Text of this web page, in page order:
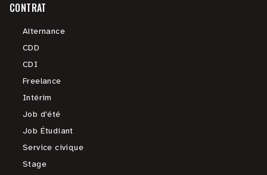
CONTRAT
Alternance
CDD
CDI
Freelance
Intérim
Job d'été
Job Étudiant
Service civique
Stage